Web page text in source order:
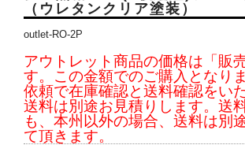
（ウレタンクリア塗装）
outlet-RO-2P
アウトレット商品の価格は「販
す。この金額でのご購入となり
依頼で在庫確認と送料確認をい
送料は別途お見積りします。送
も、本州以外の場合、送料は別
て頂きます。